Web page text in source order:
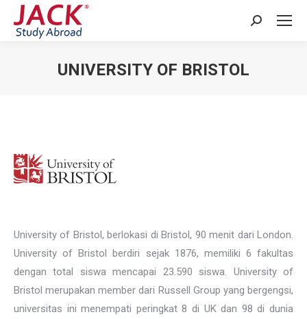
Search:
UNIVERSITY OF BRISTOL
University of Bristol, berlokasi di Bristol, 90 menit dari London.
University of Bristol berdiri sejak 1876, memiliki 6 fakultas
dengan total siswa mencapai 23.590 siswa. University of
Bristol merupakan member dari Russell Group yang bergengsi,
universitas ini menempati peringkat 8 di UK dan 98 di dunia